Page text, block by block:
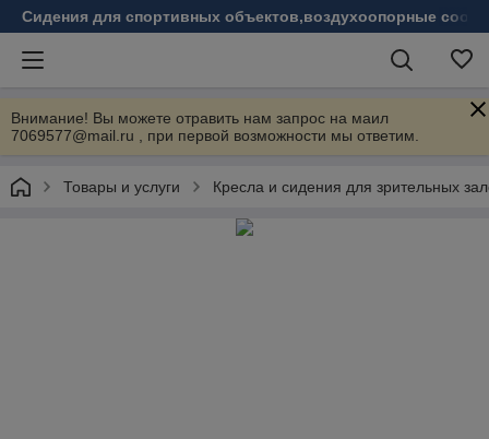
Сидения для спортивных объектов,воздухоопорные
Внимание! Вы можете отравить нам запрос на маил
7069577@mail.ru , при первой возможности мы ответим.
Товары и услуги Кресла и сидения для зрительных